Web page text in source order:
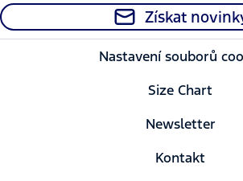
Získat
Nastavení souborů
Size Chart
Newsletter
Kontakt